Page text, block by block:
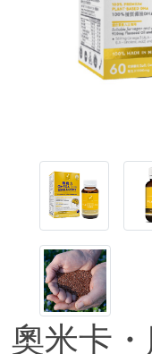
奧米卡